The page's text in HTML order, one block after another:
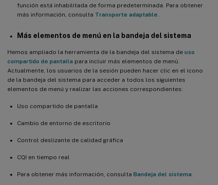
función está inhabilitada de forma predeterminada. Para obtener
más información, consulta Transporte adaptable
Más elementos de menú en la bandeja del sistema
Hemos ampliado la herramienta de la bandeja del sistema de uso
compartido de pantalla para incluir más elementos de menú.
Actualmente, los usuarios de la sesión pueden hacer clic en el icono
de la bandeja del sistema para acceder a todos los siguientes
elementos de menú y realizar las acciones correspondientes:
Uso compartido de pantalla
Cambio de entorno de escritorio
Control deslizante de calidad gráfica
CQI en tiempo real
Para obtener más información, consulta Bandeja del sistema
Compatibilidad con PBIS para unir máquinas creadas con MCS a
dominios de Windows
Compatibilidad con la compresión de vídeo de cámara web HDX
Control deslizante de calidad gráfica
Compatibilidad con la evaluación de directivas para usuarios de
Secure Browser que han iniciado sesión durante las
reconexiones de sesión CGP
Compatibilidad con streaming de Linux para RHEL 8.3 y Ubuntu
Compatibilidad con Linux VDA no unidos a un dominio en Citrix
DaaS
Se requiere OpenJDK 11